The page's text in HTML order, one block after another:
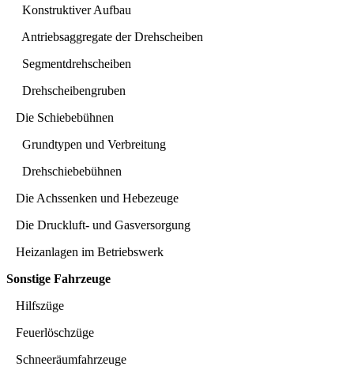
Konstruktiver Aufbau
Antriebsaggregate der Drehscheiben
Segmentdrehscheiben
Drehscheibengruben
Die Schiebebühnen
Grundtypen und Verbreitung
Drehschiebebühnen
Die Achssenken und Hebezeuge
Die Druckluft- und Gasversorgung
Heizanlagen im Betriebswerk
Sonstige Fahrzeuge
Hilfszüge
Feuerlöschzüge
Schneeräumfahrzeuge